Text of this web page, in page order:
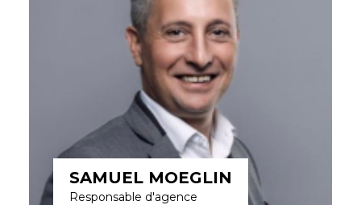
SAMUEL MOEGLIN
Responsable d'agence